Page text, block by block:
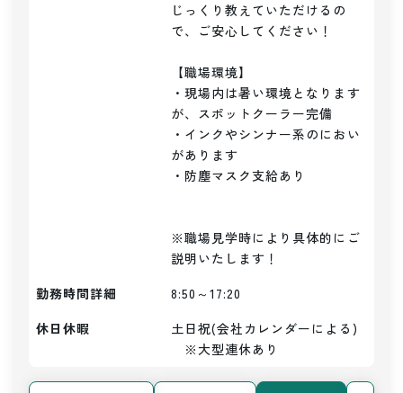
じっくり教えていただけるの
で、ご安心してください！
【職場環境】
・現場内は暑い環境となります
が、スポットクーラー完備
・インクやシンナー系のにおい
があります
・防塵マスク支給あり
※職場見学時により具体的にご
説明いたします！
勤務時間詳細
8:50～17:20
休日休暇
土日祝(会社カレンダーによる)
※大型連休あり